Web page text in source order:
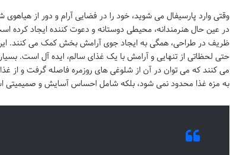
وقتی وارد پارسیفال می شوید، خود را در فضایی آرام و دور از
در عین حال هنرمندانه، محیطی دوستانه و دعوت کننده ایجاد کرده
ظریف در طراحی، همگی به ایجاد جوی آرامش بخش کمک می کنند. این
حتی لحظاتی از تنهایی و آرامش با یک غذای سالم، ایده آل است.
می کنند که می توان در آن از شلوغی های روزمره فاصله گرفت و از
به مزه غذا محدود نمی شود، بلکه شامل احساس آسایش و